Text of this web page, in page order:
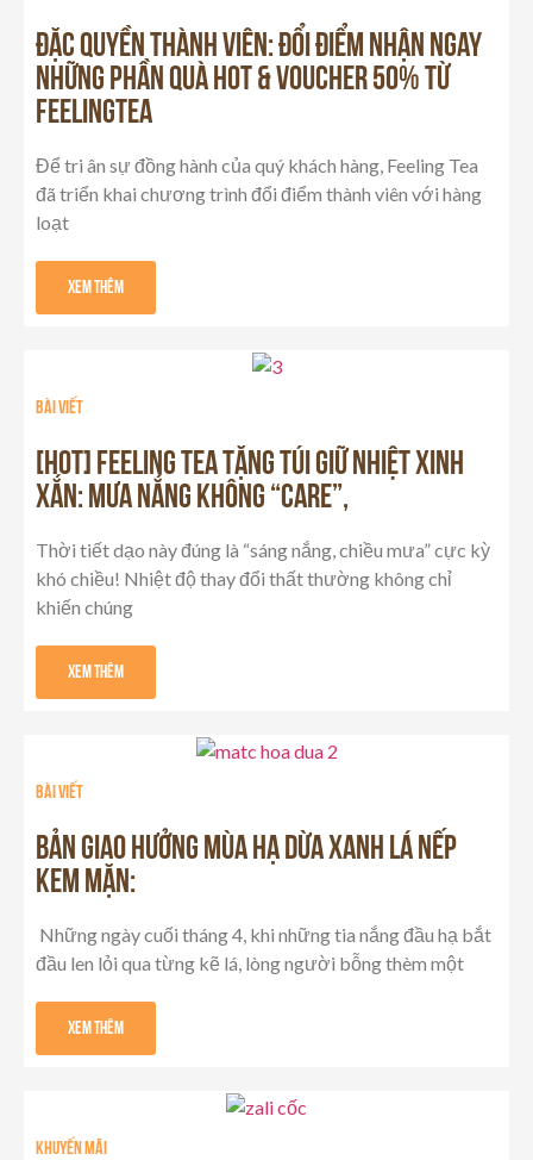
ĐẶC QUYỀN THÀNH VIÊN: ĐỔI ĐIỂM NHẬN NGAY
NHỮNG PHẦN QUÀ HOT & VOUCHER 50% TỪ
FEELINGTEA
Để tri ân sự đồng hành của quý khách hàng, Feeling Tea
đã triển khai chương trình đổi điểm thành viên với hàng
loạt
Xem Thêm
Bài viết
[HOT] FEELING TEA TẶNG TÚI GIỮ NHIỆT XINH
XẮN: MƯA NẮNG KHÔNG “CARE”,
Thời tiết dạo này đúng là “sáng nắng, chiều mưa” cực kỳ
khó chiều! Nhiệt độ thay đổi thất thường không chỉ
khiến chúng
Xem Thêm
Bài viết
BẢN GIAO HƯỞNG MÙA HẠ DỪA XANH LÁ NẾP
KEM MẶN:
Những ngày cuối tháng 4, khi những tia nắng đầu hạ bắt
đầu len lỏi qua từng kẽ lá, lòng người bỗng thèm một
Xem Thêm
khuyến mãi